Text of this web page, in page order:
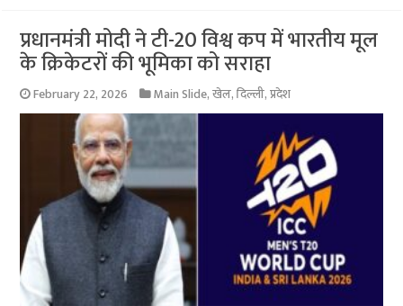
प्रधानमंत्री मोदी ने टी-20 विश्व कप में भारतीय मूल
के क्रिकेटरों की भूमिका को सराहा
February 22, 2026 Main Slide,खेल,दिल्ली,प्रदेश